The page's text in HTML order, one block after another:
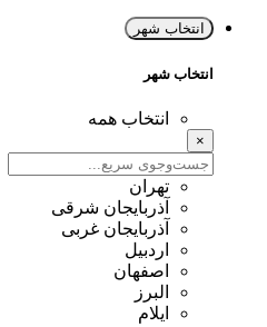
انتخاب شهر
انتخاب شهر
انتخاب همه
×
تهران
آذربایجان شرقی
آذربایجان غربی
اردبیل
اصفهان
البرز
ایلام